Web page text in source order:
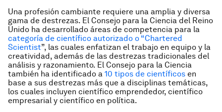
Una profesión cambiante requiere una amplia y diversa
gama de destrezas. El Consejo para la Ciencia del Reino
Unido ha desarrollado áreas de competencia para la
categoría de científico autorizado o “Chartered
Scientist”, las cuales enfatizan el trabajo en equipo y la
creatividad, además de las destrezas tradicionales del
análisis y razonamiento. El Consejo para la Ciencia
también ha identificado a 10 tipos de científicos en
base a sus destrezas más que a disciplinas temáticas,
los cuales incluyen científico emprendedor, científico
empresarial y científico en política.